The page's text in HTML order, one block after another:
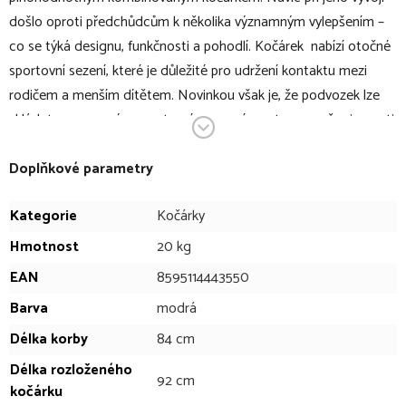
došlo oproti předchůdcům k několika významným vylepšením –
co se týká designu, funkčnosti a pohodlí. Kočárek nabízí otočné
sportovní sezení, které je důležité pro udržení kontaktu mezi
rodičem a menším dítětem. Novinkou však je, že podvozek lze
skládat s nasazeným sportovním sezením, a to ve směru i v proti
směru jízdy. Přičemž ve složeném stavu kočárek sám stojí a
nechtěnému rozložení brání pojistka umístěná po straně kočárku.
novinkou je systém pojistek Intelligent buttons pro hladkou
manipulaci a snadnější sundání sportovního sezení z podvozku.
Funguje to tak, že postupně odjistíte postranní pojistky a pak už
jen lehce sezení vyzvednete.
Další novinkou u kočárku ZOPA Quest je, že si přes pojistku
můžete jednoduše nastavit výšku rukojeti. O virtuózní ovládání a
lehkou manipulaci s kočárkem ZOPA Quest se postará nejen
kvalitní odpružení a dostatečně veliká gumová kola, ale i výškově
Doplňkové parametry
Kategorie
Kočárky
Hmotnost
20 kg
EAN
8595114443550
Barva
modrá
Délka korby
84 cm
Délka rozloženého
kočárku
92 cm